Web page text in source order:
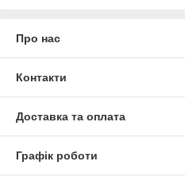
Про нас
Контакти
Доставка та оплата
Графік роботи